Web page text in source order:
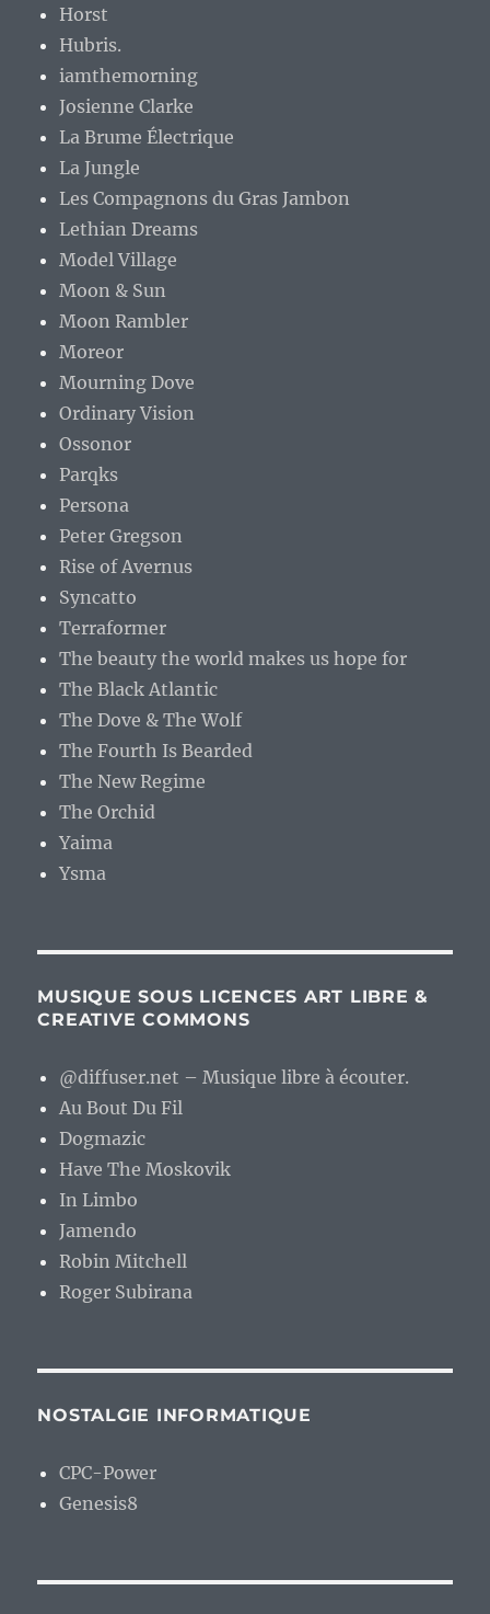
Horst
Hubris.
iamthemorning
Josienne Clarke
La Brume Électrique
La Jungle
Les Compagnons du Gras Jambon
Lethian Dreams
Model Village
Moon & Sun
Moon Rambler
Moreor
Mourning Dove
Ordinary Vision
Ossonor
Parqks
Persona
Peter Gregson
Rise of Avernus
Syncatto
Terraformer
The beauty the world makes us hope for
The Black Atlantic
The Dove & The Wolf
The Fourth Is Bearded
The New Regime
The Orchid
Yaima
Ysma
MUSIQUE SOUS LICENCES ART LIBRE &
CREATIVE COMMONS
@diffuser.net – Musique libre à écouter.
Au Bout Du Fil
Dogmazic
Have The Moskovik
In Limbo
Jamendo
Robin Mitchell
Roger Subirana
NOSTALGIE INFORMATIQUE
CPC-Power
Genesis8